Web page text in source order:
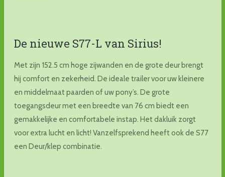
De nieuwe S77-L van Sirius!
Met zijn 152.5 cm hoge zijwanden en de grote deur brengt
hij comfort en zekerheid. De ideale trailer voor uw kleinere
en middelmaat paarden of uw pony’s. De grote
toegangsdeur met een breedte van 76 cm biedt een
gemakkelijke en comfortabele instap. Het dakluik zorgt
voor extra lucht en licht! Vanzelfsprekend heeft ook de S77
een Deur/klep combinatie.